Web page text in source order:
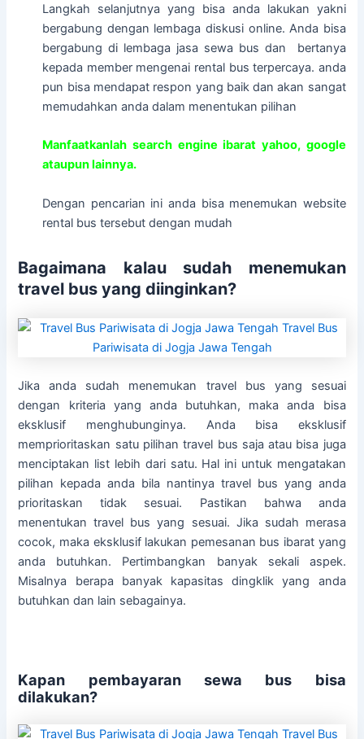
Langkah selanjutnya yang bisa anda lakukan yakni
bergabung dengan lembaga diskusi online. Anda bisa
bergabung di lembaga jasa sewa bus dan bertanya
kepada member mengenai rental bus terpercaya. anda
pun bisa mendapat respon yang baik dan akan sangat
memudahkan anda dalam menentukan pilihan
Manfaatkanlah search engine ibarat yahoo, google
ataupun lainnya.
Dengan pencarian ini anda bisa menemukan website
rental bus tersebut dengan mudah
Bagaimana kalau sudah menemukan
travel bus yang diinginkan?
Jika anda sudah menemukan travel bus yang sesuai
dengan kriteria yang anda butuhkan, maka anda bisa
eksklusif menghubunginya. Anda bisa eksklusif
memprioritaskan satu pilihan travel bus saja atau bisa juga
menciptakan list lebih dari satu. Hal ini untuk mengatakan
pilihan kepada anda bila nantinya travel bus yang anda
prioritaskan tidak sesuai. Pastikan bahwa anda
menentukan travel bus yang sesuai. Jika sudah merasa
cocok, maka eksklusif lakukan pemesanan bus ibarat yang
anda butuhkan. Pertimbangkan banyak sekali aspek.
Misalnya berapa banyak kapasitas dingklik yang anda
butuhkan dan lain sebagainya.
Kapan pembayaran sewa bus bisa
dilakukan?